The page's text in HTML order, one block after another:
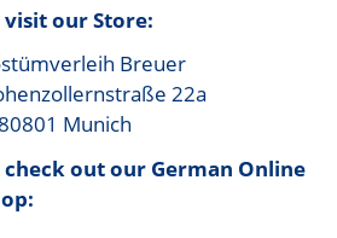
our Store:
Breuer
22a
Munich
out our German Online